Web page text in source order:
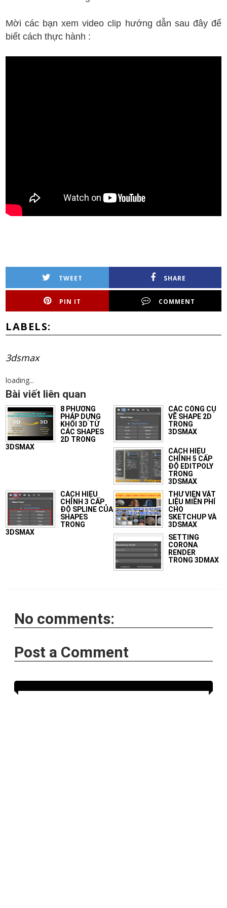
Mời các bạn xem video clip hướng dẫn sau đây để
biết cách thực hành :
TWEET SHARE
PIN IT COMMENT
LABELS:
3dsmax
loading...
Bài viết liên quan
8 PHƯƠNG
PHÁP DỰNG
KHỐI 3D TỪ
CÁC SHAPES
2D TRONG
3DSMAX
CÁC CÔNG CỤ
VẼ SHAPE 2D
TRONG
3DSMAX
CÁCH HIỆU
CHỈNH 5 CẤP
ĐỘ EDITPOLY
TRONG
3DSMAX
CÁCH HIỆU
CHỈNH 3 CẤP
ĐỘ SPLINE CỦA
SHAPES
TRONG
3DSMAX
THƯ VIỆN VẬT
LIỆU MIỄN PHÍ
CHO
SKETCHUP VÀ
3DSMAX
SETTING
CORONA
RENDER
TRONG 3DMAX
No comments:
Post a Comment